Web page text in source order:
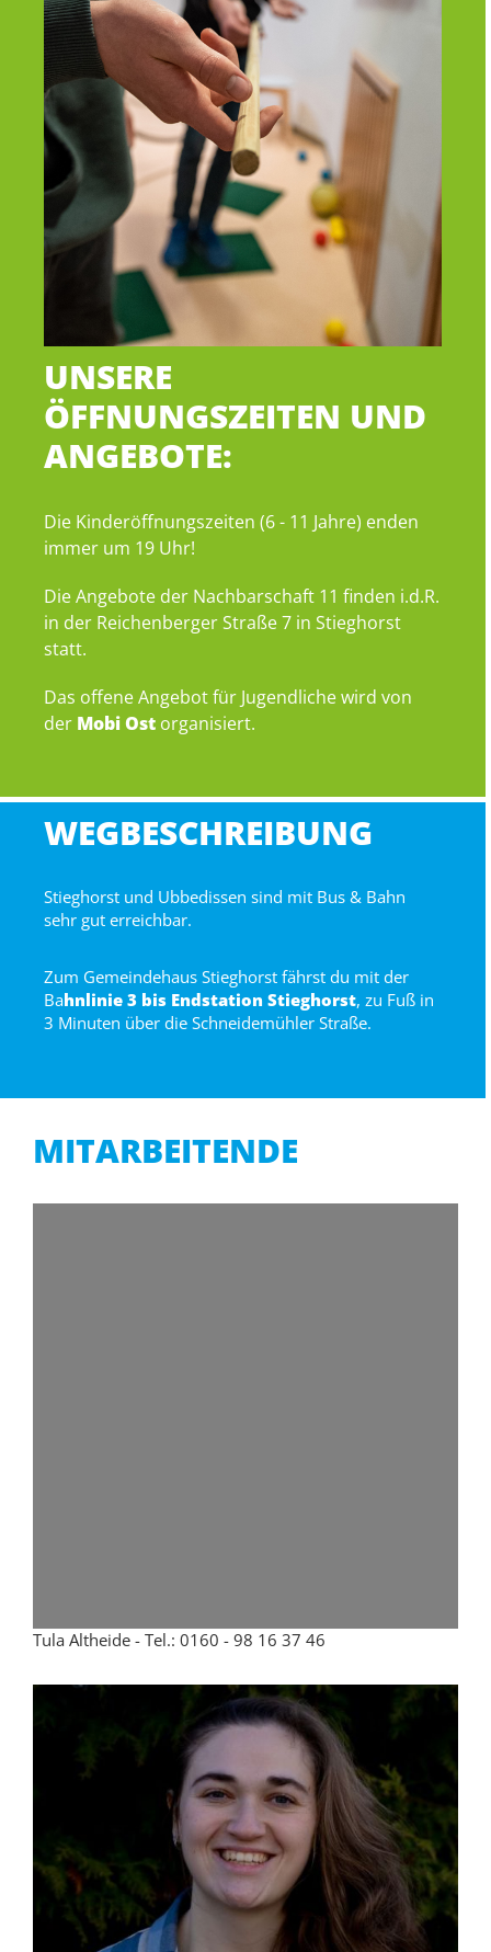
UNSERE
ÖFFNUNGSZEITEN UND
ANGEBOTE:
Die Kinderöffnungszeiten (6 - 11 Jahre) enden
immer um 19 Uhr!
Die Angebote der Nachbarschaft 11 finden i.d.R.
in der Reichenberger Straße 7 in Stieghorst
statt.
Das offene Angebot für Jugendliche wird von
der Mobi Ost organisiert.
WEGBESCHREIBUNG
Stieghorst und Ubbedissen sind mit Bus & Bahn
sehr gut erreichbar.
Zum Gemeindehaus Stieghorst fährst du mit der
Bahnlinie 3 bis Endstation Stieghorst, zu Fuß in
3 Minuten über die Schneidemühler Straße.
MITARBEITENDE
Tula Altheide - Tel.: 0160 - 98 16 37 46